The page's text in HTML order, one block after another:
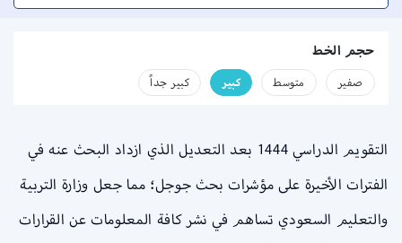
حجم الخط
صفير متوسط كبير كبير جداً
التقويم الدراسي 1444 بعد التعديل الذي ازداد البحث عنه في
الفترات الأخيرة على مؤشرات بحث جوجل؛ مما جعل وزارة التربية
والتعليم السعودي تساهم في نشر كافة المعلومات عن القرارات